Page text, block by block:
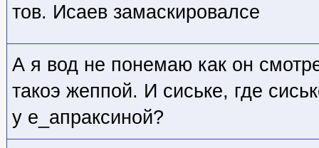
тов. Исаев замаскировалсе
А я вод не понемаю как он
такоэ жеппой. И сиське, где
у е_апраксиной?